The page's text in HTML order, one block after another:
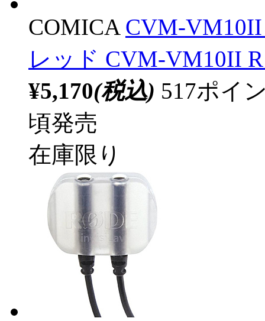
COMICA CVM-
レッド CVM-VM10II
¥5,170(税込) 517ポイ
頃発売
在庫限り